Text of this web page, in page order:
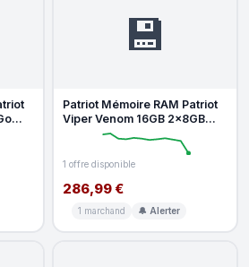
💾
Patriot Mémoire RAM Patriot
Viper Venom 16GB 2x8GB
DDR5 6000MHz CL30 AMD
1 offre disponible
286,99 €
1 marchand 🔔 Alerter